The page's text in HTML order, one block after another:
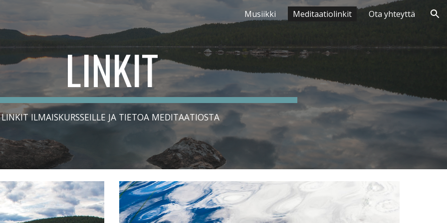
Skip to navigation Musiikki Meditaatiolinkit Ota yhteyttä
LINKIT
LINKIT ILMAISKURSSEILLE JA TIETOA MEDITAATIOSTA